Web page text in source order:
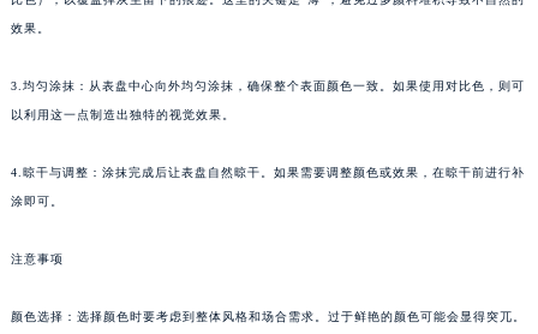
效果。
3.均匀涂抹：从表盘中心向外均匀涂抹，确保整个表面颜色一致。如果使用对比色，则可
以利用这一点制造出独特的视觉效果。
4.晾干与调整：涂抹完成后让表盘自然晾干。如果需要调整颜色或效果，在晾干前进行补
涂即可。
注意事项
颜色选择：选择颜色时要考虑到整体风格和场合需求。过于鲜艳的颜色可能会显得突兀。